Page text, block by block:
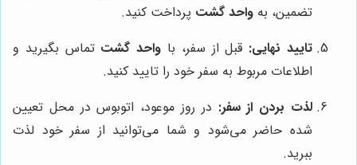
تضمین، به واحد گشت پرداخت کنید.
تایید نهایی: قبل از سفر، با واحد گشت تماس بگیرید و
اطلاعات مربوط به سفر خود را تایید کنید.
لذت بردن از سفر: در روز موعود، اتوبوس در محل تعیین
شده حاضر می‌شود و شما می‌توانید از سفر خود لذت
ببرید.